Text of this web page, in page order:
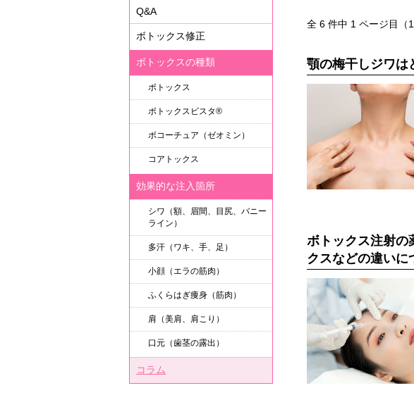
全 6 件中 1 ページ目（
顎の梅干しジワは
ボトックス注射の
クスなどの違いに
Q&A
ボトックス修正
ボトックスの種類
ボトックス
ボトックスビスタ®
ボコーチュア（ゼオミン）
コアトックス
効果的な注入箇所
シワ（額、眉間、目尻、バニー
ライン）
多汗（ワキ、手、足）
小顔（エラの筋肉）
ふくらはぎ痩身（筋肉）
肩（美肩、肩こり）
口元（歯茎の露出）
コラム